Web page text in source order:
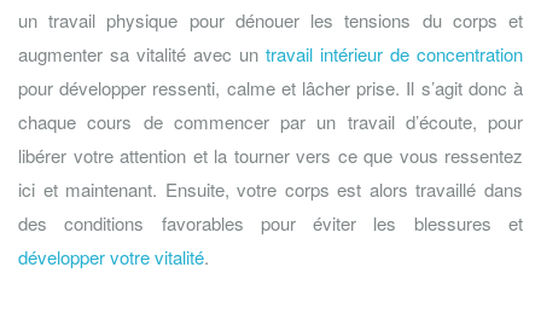
un travail physique pour dénouer les tensions du corps et
augmenter sa vitalité avec un travail intérieur de concentration
pour développer ressenti, calme et lâcher prise. Il s’agit donc à
chaque cours de commencer par un travail d’écoute, pour
libérer votre attention et la tourner vers ce que vous ressentez
ici et maintenant. Ensuite, votre corps est alors travaillé dans
des conditions favorables pour éviter les blessures et
développer votre vitalité.